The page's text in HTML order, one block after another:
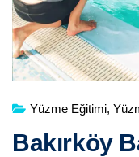
Yüzme Eğitimi,
Bakırköy